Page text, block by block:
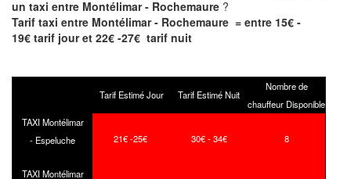
un taxi entre Montélimar - Rochemaure ?
Tarif taxi entre Montélimar - Rochemaure = entre 15€ -
19€ tarif jour et 22€ -27€ tarif nuit
Tarif Estimé Jour Tarif Estimé Nuit
Nombre de
chauffeur Disponible
TAXI Montélimar
- Espeluche
21€ -25€ 30€ - 34€ 8
TAXI Montélimar